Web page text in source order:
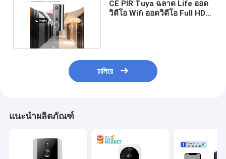
CE PIR Tuya ฉลาด Life ออด
วิดีโอ Wifi ออดวิดีโอ Full HD
চালিয়ে
แนะนำผลิตภัณฑ์